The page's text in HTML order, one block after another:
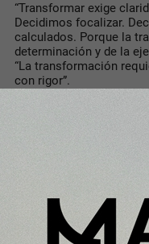
“Transformar exige
Decidimos focalizar.
calculados. Porque la
determinación y de la
“La transformación
con rigor”.
Con este objetivo,
defendido.